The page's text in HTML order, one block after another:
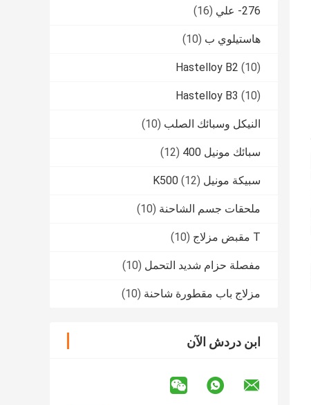
276- علي (16)
هاستيلوي ب (10)
Hastelloy B2 (10)
Hastelloy B3 (10)
النيكل وسبائك الصلب (10)
سبائك مونيل 400 (12)
سبيكة مونيل K500 (12)
ملحقات جسم الشاحنة (10)
T مقبض مزلاج (10)
مفصلة حزام شديد التحمل (10)
مزلاج باب مقطورة شاحنة (10)
ابن دردش الآن